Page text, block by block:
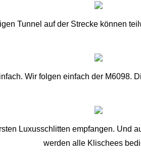
Tunnel auf der Strecke können
Wir folgen einfach der M6098.
Luxusschlitten empfangen. Und
werden alle Klischees